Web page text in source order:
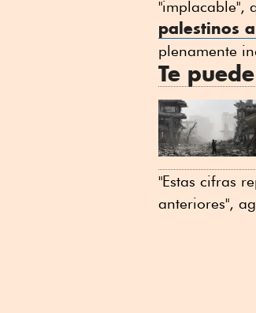
"implacable",
palestinos
plenamente
Te
"Estas cifras
anteriores",